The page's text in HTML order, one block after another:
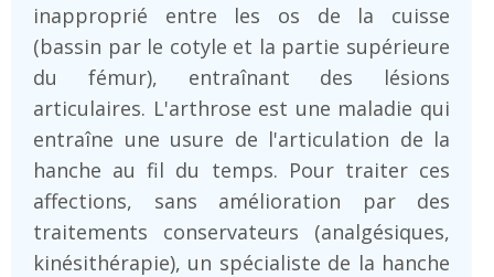
inapproprié entre les os de la cuisse
(bassin par le cotyle et la partie supérieure
du fémur), entraînant des lésions
articulaires. L'arthrose est une maladie qui
entraîne une usure de l'articulation de la
hanche au fil du temps. Pour traiter ces
affections, sans amélioration par des
traitements conservateurs (analgésiques,
kinésithérapie), un spécialiste de la hanche